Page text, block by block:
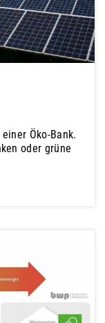
Öko-Bank.
oder grüne